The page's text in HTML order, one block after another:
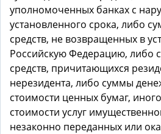
уполномоченных банках с
установленного срока, либо
средств, не возвращенных в
Российскую Федерацию, либо
средств, причитающихся
нерезидента, либо суммы
стоимости ценных бумаг,
стоимости услуг
незаконно переданных или